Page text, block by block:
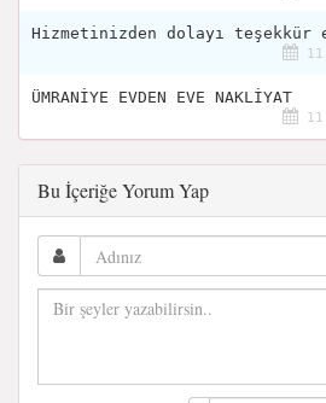
Hizmetinizden dolayı teşekkür
ÜMRANİYE EVDEN EVE NAKLİYAT
Bu İçeriğe Yorum Yap